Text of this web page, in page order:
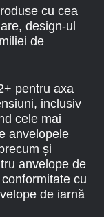
cu cea
design-ul
de
pentru axa
inclusiv
cele mai
anvelopele
și
anvelope de
cu
de iarnă